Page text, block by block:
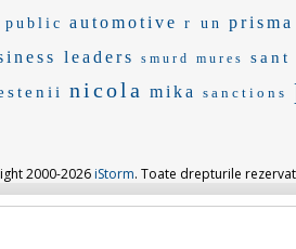
public automotive r un prisma
leaders smurd mures sant
nicola mika sanctions
2000-2026iStorm. Toate drepturile